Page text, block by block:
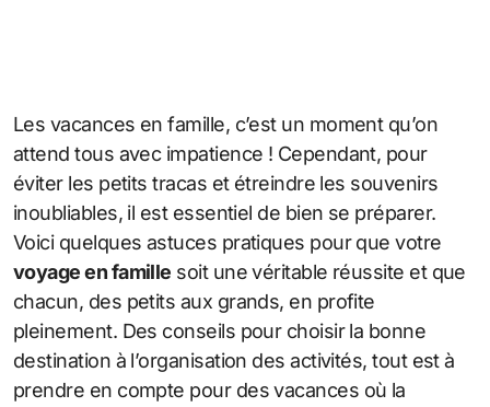
Les vacances en famille, c’est un moment qu’on
attend tous avec impatience ! Cependant, pour
éviter les petits tracas et étreindre les souvenirs
inoubliables, il est essentiel de bien se préparer.
Voici quelques astuces pratiques pour que votre
voyage en famille soit une véritable réussite et que
chacun, des petits aux grands, en profite
pleinement. Des conseils pour choisir la bonne
destination à l’organisation des activités, tout est à
prendre en compte pour des vacances où la